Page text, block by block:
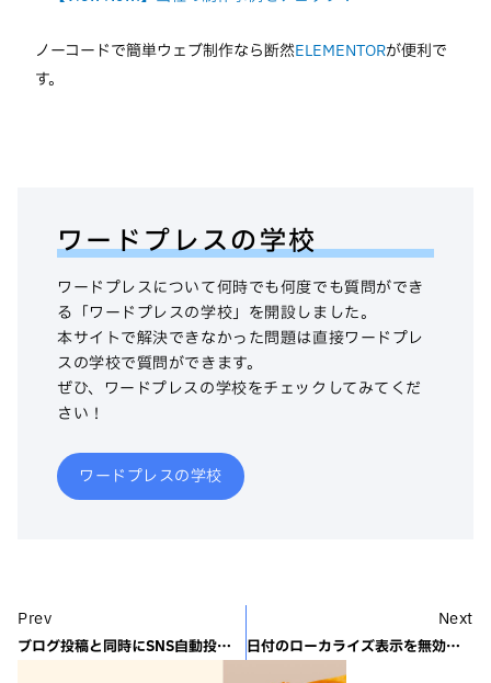
ノーコードで簡単ウェブ制作なら断然ELEMENTORが便利で
す。
ワードプレスの学校
ワードプレスについて何時でも何度でも質問ができ
る「ワードプレスの学校」を開設しました。
本サイトで解決できなかった問題は直接ワードプレ
スの学校で質問ができます。
ぜひ、ワードプレスの学校をチェックしてみてくだ
さい！
ワードプレスの学校
Prev
ブログ投稿と同時にSNS自動投稿で手間を省く
Next
日付のローカライズ表示を無効にして英語表記にする方法